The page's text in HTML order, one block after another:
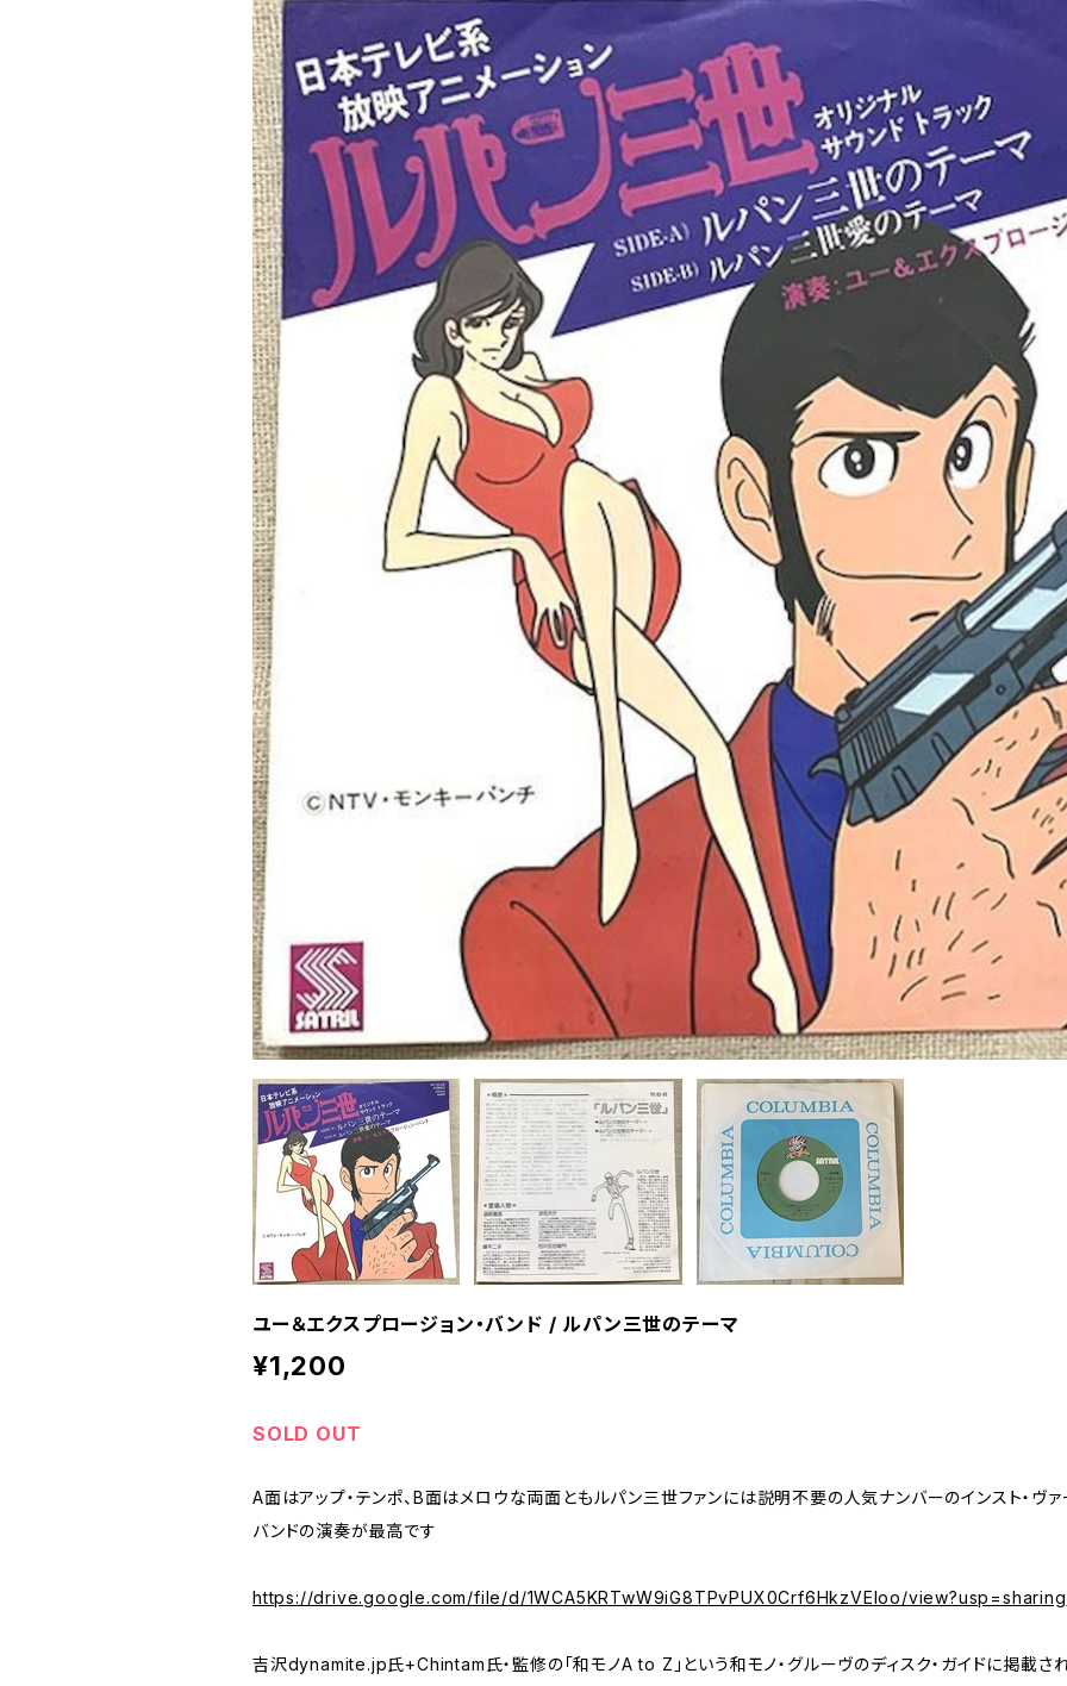
ユー＆エクスプロージョン・バンド / ルパン三世のテーマ
¥1,200
SOLD OUT
A面はアップ・テンポ、B面はメロウな両面ともルパン三世ファンには説明不要の人気ナンバーのインスト・ヴァ
バンドの演奏が最高です
https://drive.google.com/file/d/1WCA5KRTwW9iG8TPvPUX0Crf6HkzVEloo/view?usp=sharing
吉沢dynamite.jp氏+Chintam氏・監修の「和モノA to Z」という和モノ・グルーヴのディスク・ガイドに掲載さ